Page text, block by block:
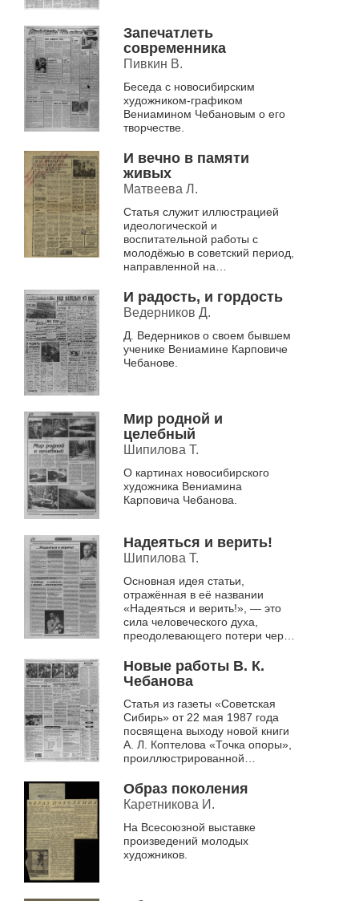
Запечатлеть
современника
Пивкин В.
Беседа с новосибирским
художником-графиком
Вениамином Чебановым о его
творчестве.
И вечно в памяти
живых
Матвеева Л.
Статья служит иллюстрацией
идеологической и
воспитательной работы с
молодёжью в советский период,
направленной на
ответственности и
преемственности поколений.
Члены кружка дор...
И радость, и гордость
Ведерников Д.
Д. Ведерников о своем бывшем
ученике Вениамине Карповиче
Чебанове.
Мир родной и
целебный
Шипилова Т.
О картинах новосибирского
художника Вениамина
Карповича Чебанова.
Надеяться и верить!
Шипилова Т.
Основная идея статьи,
отражённая в её названии
«Надеяться и верить!», — это
сила человеческого духа,
преодолевающего потери через
потенциал каждого человека,
особенно реб...
Новые работы В. К.
Чебанова
Статья из газеты «Советская
Сибирь» от 22 мая 1987 года
посвящена выходу новой книги
А. Л. Коптелова «Точка опоры»,
проиллюстрированной
Основное внимание уделяется
гравюрам...
Образ поколения
Каретникова И.
На Всесоюзной выставке
произведений молодых
художников.